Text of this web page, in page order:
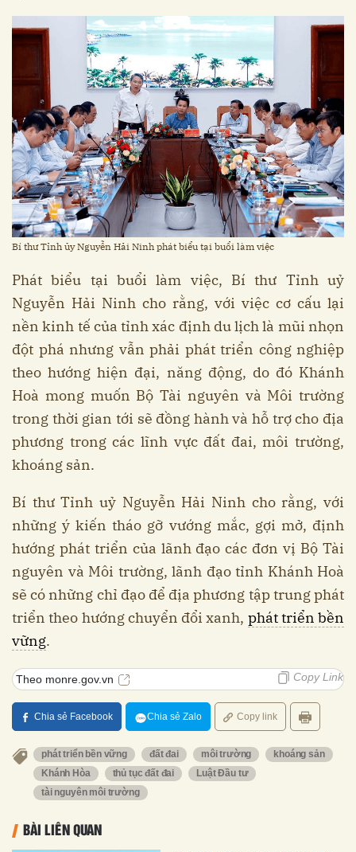
Bí thư Tỉnh ủy Nguyễn Hải Ninh phát biểu tại buổi làm việc
Phát biểu tại buổi làm việc, Bí thư Tỉnh uỷ
Nguyễn Hải Ninh cho rằng, với việc cơ cấu lại
nền kinh tế của tỉnh xác định du lịch là mũi nhọn
đột phá nhưng vẫn phải phát triển công nghiệp
theo hướng hiện đại, năng động, do đó Khánh
Hoà mong muốn Bộ Tài nguyên và Môi trường
trong thời gian tới sẽ đồng hành và hỗ trợ cho địa
phương trong các lĩnh vực đất đai, môi trường,
khoáng sản.
Bí thư Tỉnh uỷ Nguyễn Hải Ninh cho rằng, với
những ý kiến tháo gỡ vướng mắc, gợi mở, định
hướng phát triển của lãnh đạo các đơn vị Bộ Tài
nguyên và Môi trường, lãnh đạo tỉnh Khánh Hoà
sẽ có những chỉ đạo để địa phương tập trung phát
triển theo hướng chuyển đổi xanh, phát triển bền
vững.
Theo monre.gov.vn Copy Link
Chia sẻ Facebook Chia sẻ Zalo Copy link
phát triển bền vững đất đai môi trường
khoáng sản
Khánh Hòa
thủ tục đất đai
Luật Đầu tư
tài nguyên môi trường
BÀI LIÊN QUAN